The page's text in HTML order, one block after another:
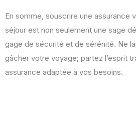
En somme, souscrire une assurance
séjour est non seulement une sage
gage de sécurité et de sérénité. Ne
gâcher votre voyage; partez l’esprit
assurance adaptée à vos besoins.